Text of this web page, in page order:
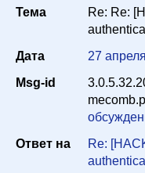
Период
Тема
Re: Re:
Дата
27
Msg-id
Ответ на
Re: